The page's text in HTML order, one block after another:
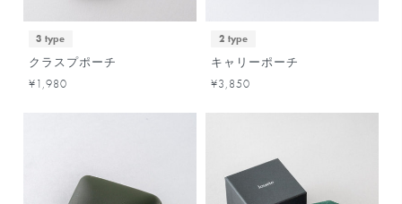
3 type
クラスプポーチ
¥1,980
2 type
キャリーポーチ
¥3,850